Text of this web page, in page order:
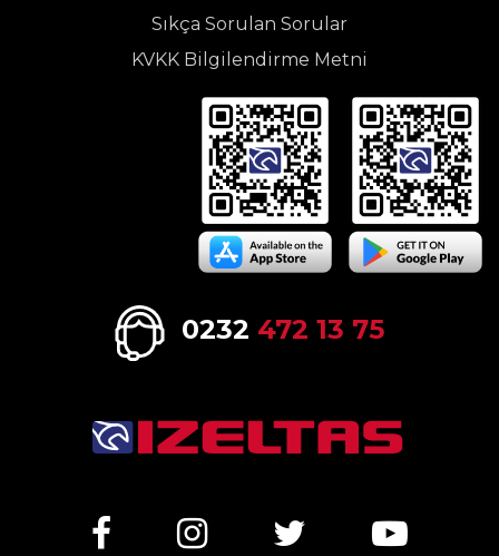
Sıkça Sorulan Sorular
KVKK Bilgilendirme Metni
0232 472 13 75